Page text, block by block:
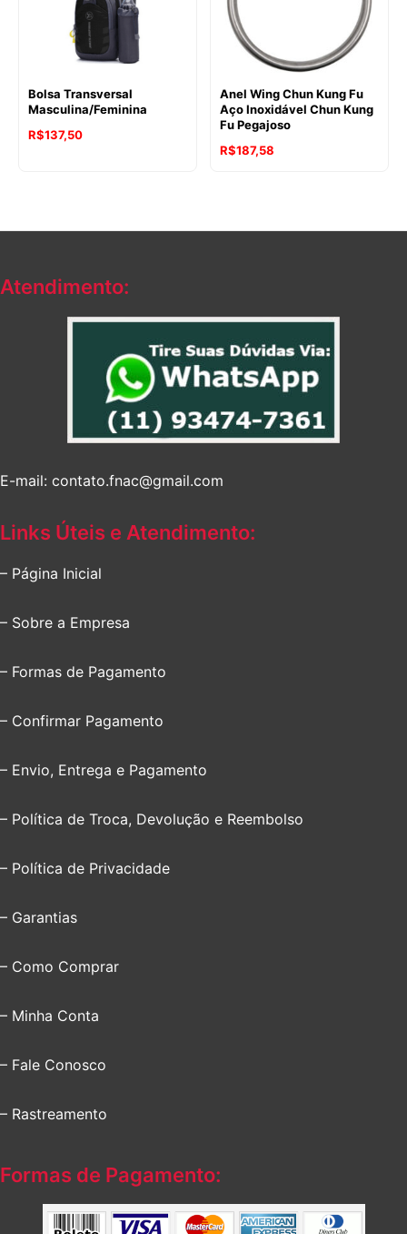
Bolsa Transversal
Masculina/Feminina
R$137,50
Anel Wing Chun Kung Fu
Aço Inoxidável Chun Kung
Fu Pegajoso
R$187,58
Atendimento:
E-mail: contato.fnac@gmail.com
Links Úteis e Atendimento:
– Página Inicial
– Sobre a Empresa
– Formas de Pagamento
– Confirmar Pagamento
– Envio, Entrega e Pagamento
– Política de Troca, Devolução e Reembolso
– Política de Privacidade
– Garantias
– Como Comprar
– Minha Conta
– Fale Conosco
– Rastreamento
Formas de Pagamento: